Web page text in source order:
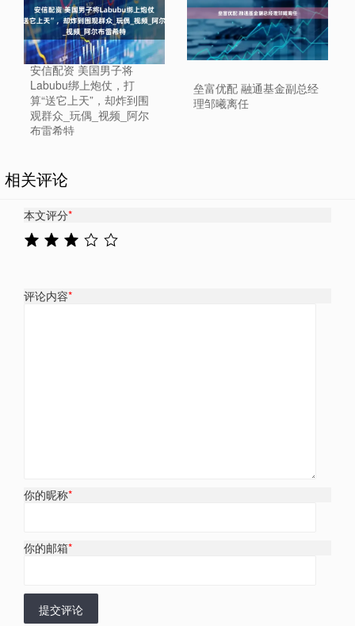
安信配资 美国男子将
Labubu绑上炮仗，打
算“送它上天”，却炸到围
观群众_玩偶_视频_阿尔
布雷希特
垒富优配 融通基金副总经
理邹曦离任
相关评论
本文评分*
评论内容*
你的昵称*
你的邮箱*
提交评论